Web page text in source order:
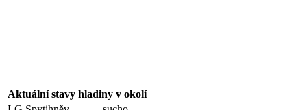
Aktuální stavy hladiny v okolí